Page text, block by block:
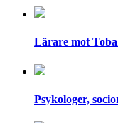
Lärare mot
Psykologer,